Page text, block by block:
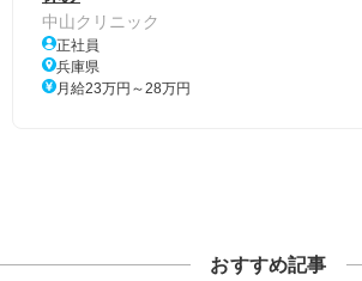
中山クリニック
正社員
兵庫県
月給23万円～28万円
おすすめ記事